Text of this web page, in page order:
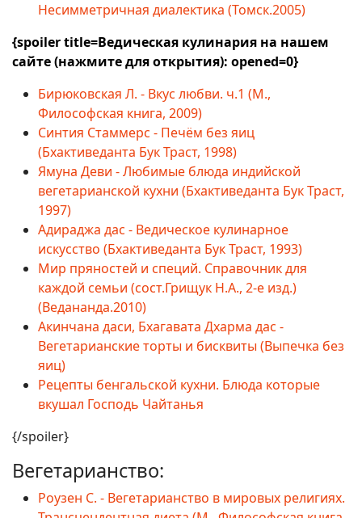
Несимметричная диалектика (Томск.2005)
{spoiler title=Ведическая кулинария на нашем
сайте (нажмите для открытия): opened=0}
Бирюковская Л. - Вкус любви. ч.1 (М.,
Философская книга, 2009)
Синтия Стаммерс - Печём без яиц
(Бхактиведанта Бук Траст, 1998)
Ямуна Деви - Любимые блюда индийской
вегетарианской кухни (Бхактиведанта Бук Траст,
1997)
Адираджа дас - Ведическое кулинарное
искусство (Бхактиведанта Бук Траст, 1993)
Мир пряностей и специй. Справочник для
каждой семьи (сост.Грищук Н.А., 2-е изд.)
(Ведананда.2010)
Акинчана даси, Бхагавата Дхарма дас -
Вегетарианские торты и бисквиты (Выпечка без
яиц)
Рецепты бенгальской кухни. Блюда которые
вкушал Господь Чайтанья
{/spoiler}
Вегетарианство:
Роузен С. - Вегетарианство в мировых религиях.